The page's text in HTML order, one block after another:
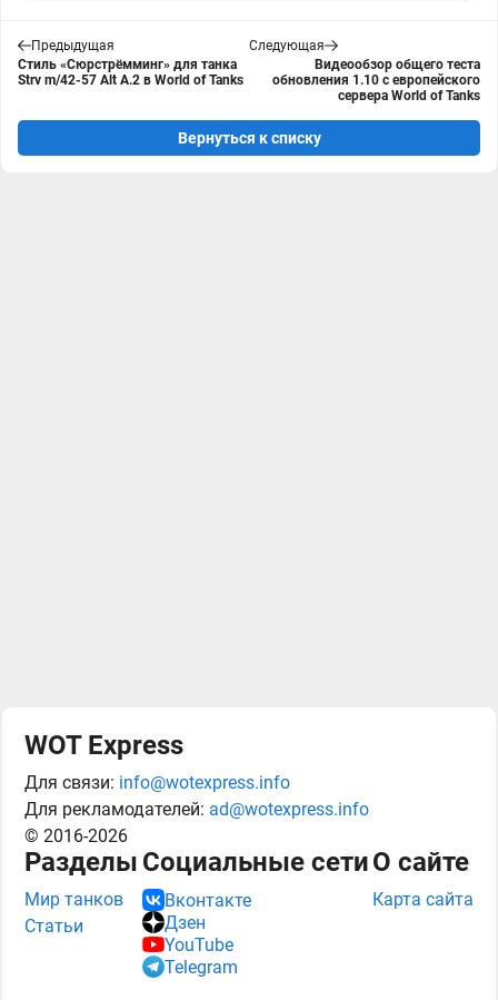
Предыдущая
Стиль «Сюрстрёмминг» для танка
Strv m/42-57 Alt A.2 в World of Tanks
Следующая
Видеообзор общего теста
обновления 1.10 с европейского
сервера World of Tanks
Вернуться к списку
WOT Express
Для связи: info@wotexpress.info
Для рекламодателей: ad@wotexpress.info
© 2016-2026
Разделы
Мир танков
Статьи
Социальные сети
Вконтакте
Дзен
YouTube
Telegram
О сайте
Карта сайта